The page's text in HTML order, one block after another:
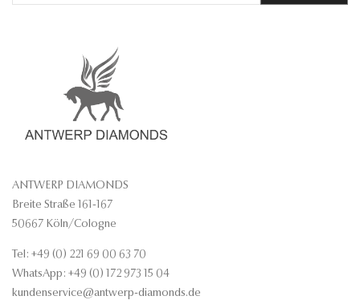
ANTWERP DIAMONDS
Breite Straße 161-167
50667 Köln/Cologne
Tel: +49 (0) 221 69 00 63 70
WhatsApp: +49 (0) 172 973 15 04
kundenservice@antwerp-diamonds.de